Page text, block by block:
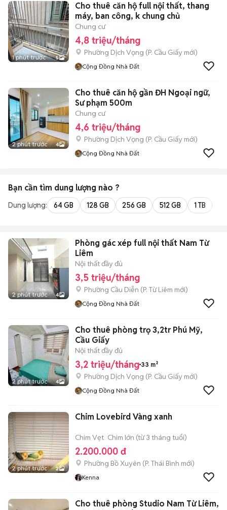
1 phút trước 5
Cho thuê căn hộ full nội thất, thang
máy, ban công, k chung chủ
Chung cư
4,8 triệu/tháng
Phường Dịch Vọng (P. Cầu Giấy mới)
Cộng Đồng Nhà Đất
2 phút trước 4
Cho thuê căn hộ gần ĐH Ngoại ngữ,
Sư phạm 500m
Chung cư
4,6 triệu/tháng
Phường Dịch Vọng (P. Cầu Giấy mới)
Cộng Đồng Nhà Đất
Bạn cần tìm dung lượng nào ?
Dung lượng: 64 GB 128 GB 256 GB 512 GB 1 TB
2 phút trước 4
Phòng gác xép full nội thất Nam Từ
Liêm
Nội thất đầy đủ
3,5 triệu/tháng
Phường Cầu Diễn (P. Từ Liêm mới)
Cộng Đồng Nhà Đất
2 phút trước 4
Cho thuê phòng trọ 3,2tr Phú Mỹ,
Cầu Giấy
Nội thất đầy đủ
3,2 triệu/tháng 33 m²
Phường Dịch Vọng (P. Cầu Giấy mới)
Cộng Đồng Nhà Đất
2 phút trước 2
Chim Lovebird Vàng xanh
Chim Vẹt Chim lớn (từ 3 tháng tuổi)
2.200.000 đ
Phường Bồ Xuyên (P. Thái Bình mới)
Kenna
Cho thuê phòng Studio Nam Từ Liêm,